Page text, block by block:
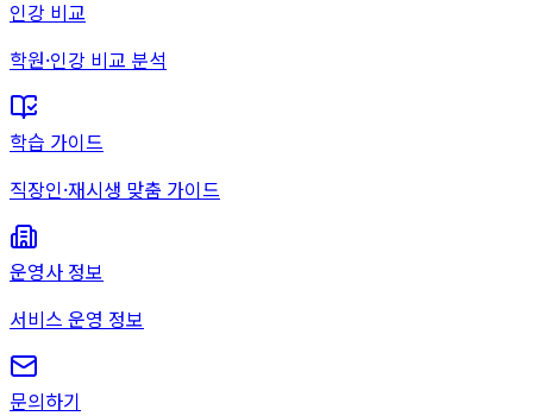
인강 비교
학원·인강 비교 분석
학습 가이드
직장인·재시생 맞춤 가이드
운영사 정보
서비스 운영 정보
문의하기